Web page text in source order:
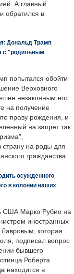
А главный
обратился в
Дональд Трамп
с "родильным
попытался обойти
Верховного
незаконным его
на получение
праву рождения, и
на запрет так
на роды для
гражданства.
осужденного
в колонии наших
США Марко Рубио на
иностранных
которая
подписал вопрос
бывшего
Роберта
находится в